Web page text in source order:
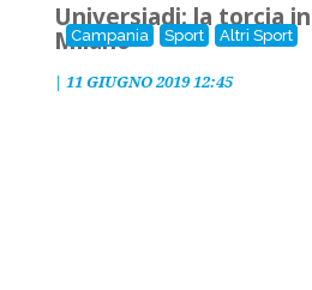
Campania Sport Altri Sport
Universiadi: la torcia
Milano
| 11 GIUGNO 2019 12:45